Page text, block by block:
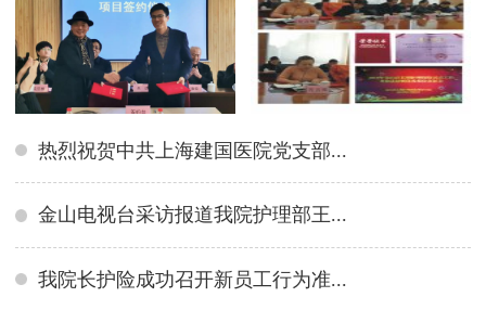
热烈祝贺中共上海建国医院党支部...
金山电视台采访报道我院护理部王...
我院长护险成功召开新员工行为准...